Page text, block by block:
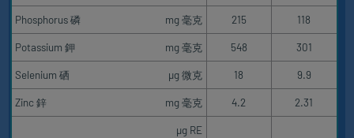
Phosphorus 磷 mg 毫克 215 118
Potassium 鉀 mg 毫克 548 301
Selenium 硒 μg 微克 18 9.9
Zinc 鋅 mg 毫克 4.2 2.31
μg RE